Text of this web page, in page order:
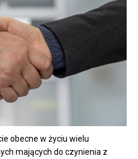
obecne w życiu wielu
mających do czynienia z